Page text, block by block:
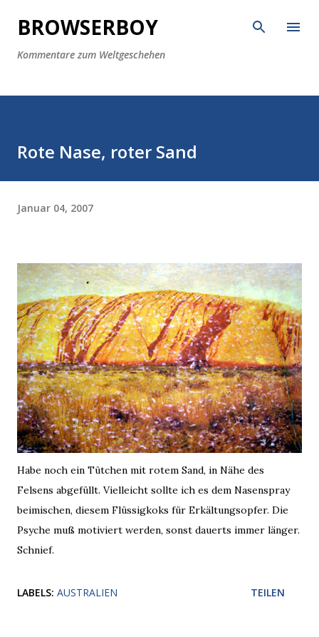
Direkt zum Hauptbereich
BROWSERBOY
Kommentare zum Weltgeschehen
Rote Nase, roter Sand
Januar 04, 2007
Habe noch ein Tütchen mit rotem Sand, in Nähe des
Felsens abgefüllt. Vielleicht sollte ich es dem Nasenspray
beimischen, diesem Flüssigkoks für Erkältungsopfer. Die
Psyche muß motiviert werden, sonst dauerts immer länger.
Schnief.
LABELS: AUSTRALIEN TEILEN